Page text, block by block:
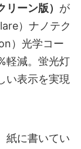
ーン版） が
）ナノテク
）光学コー
軽減。蛍光灯
い表示を実現
紙に書いてい